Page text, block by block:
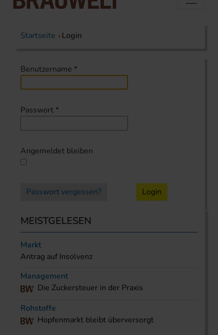
Startseite Login
Benutzername *
Passwort *
Angemeldet bleiben
Passwort vergessen? Login
MEISTGELESEN
Markt
Antrag auf Insolvenz
Management
Die Zuckersteuer in der Praxis
Rohstoffe
Hopfenmarkt bleibt überversorgt